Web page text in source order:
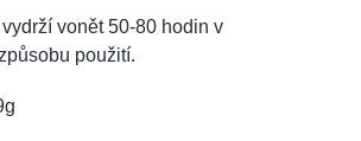
vonět 50-80 hodin v
použití.